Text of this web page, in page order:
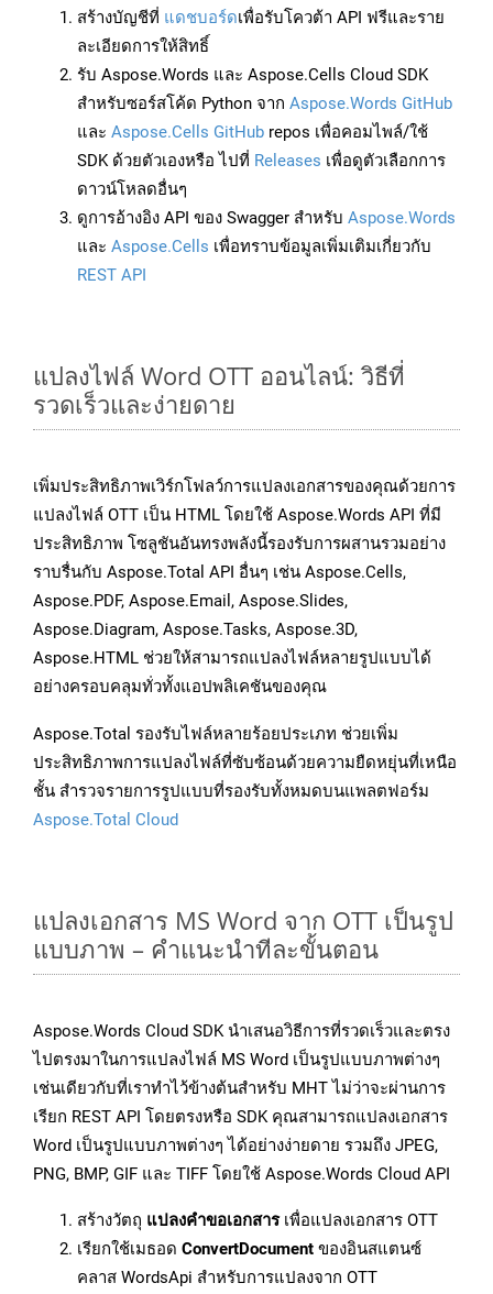
สร้างบัญชีที่ แดชบอร์ดเพื่อรับโควต้า API ฟรีและราย
ละเอียดการให้สิทธิ์
รับ Aspose.Words และ Aspose.Cells Cloud SDK
สำหรับซอร์สโค้ด Python จาก Aspose.Words GitHub
และ Aspose.Cells GitHub repos เพื่อคอมไพล์/ใช้
SDK ด้วยตัวเองหรือ ไปที่ Releases เพื่อดูตัวเลือกการ
ดาวน์โหลดอื่นๆ
ดูการอ้างอิง API ของ Swagger สำหรับ Aspose.Words
และ Aspose.Cells เพื่อทราบข้อมูลเพิ่มเติมเกี่ยวกับ
REST API
แปลงไฟล์ Word OTT ออนไลน์: วิธีที่
รวดเร็วและง่ายดาย
เพิ่มประสิทธิภาพเวิร์กโฟลว์การแปลงเอกสารของคุณด้วยการ
แปลงไฟล์ OTT เป็น HTML โดยใช้ Aspose.Words API ที่มี
ประสิทธิภาพ โซลูชันอันทรงพลังนี้รองรับการผสานรวมอย่าง
ราบรื่นกับ Aspose.Total API อื่นๆ เช่น Aspose.Cells,
Aspose.PDF, Aspose.Email, Aspose.Slides,
Aspose.Diagram, Aspose.Tasks, Aspose.3D,
Aspose.HTML ช่วยให้สามารถแปลงไฟล์หลายรูปแบบได้
อย่างครอบคลุมทั่วทั้งแอปพลิเคชันของคุณ
Aspose.Total รองรับไฟล์หลายร้อยประเภท ช่วยเพิ่ม
ประสิทธิภาพการแปลงไฟล์ที่ซับซ้อนด้วยความยืดหยุ่นที่เหนือ
ชั้น สำรวจรายการรูปแบบที่รองรับทั้งหมดบนแพลตฟอร์ม
Aspose.Total Cloud
แปลงเอกสาร MS Word จาก OTT เป็นรูป
แบบภาพ – คำแนะนำทีละขั้นตอน
Aspose.Words Cloud SDK นำเสนอวิธีการที่รวดเร็วและตรง
ไปตรงมาในการแปลงไฟล์ MS Word เป็นรูปแบบภาพต่างๆ
เช่นเดียวกับที่เราทำไว้ข้างต้นสำหรับ MHT ไม่ว่าจะผ่านการ
เรียก REST API โดยตรงหรือ SDK คุณสามารถแปลงเอกสาร
Word เป็นรูปแบบภาพต่างๆ ได้อย่างง่ายดาย รวมถึง JPEG,
PNG, BMP, GIF และ TIFF โดยใช้ Aspose.Words Cloud API
สร้างวัตถุ แปลงคำขอเอกสารเพื่อแปลงเอกสาร OTT
เรียกใช้เมธอด ConvertDocument ของอินสแตนซ์
คลาส WordsApi สำหรับการแปลงจาก OTT